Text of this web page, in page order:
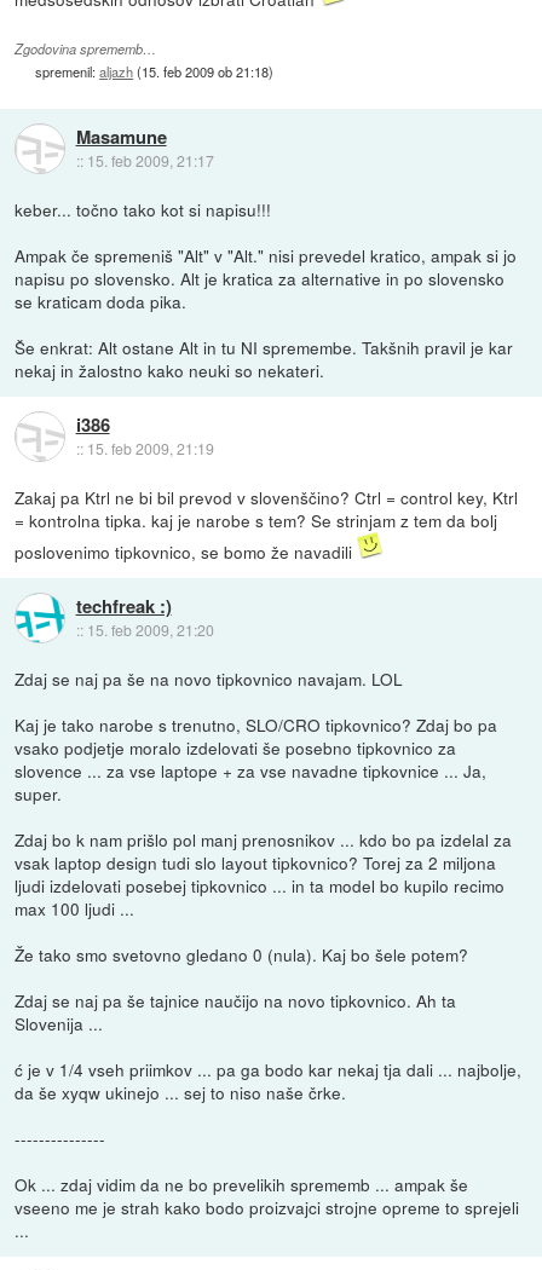
Zgodovina sprememb…
spremenil:aljazh(15. feb 2009 ob 21:18)
Masamune
:: 15. feb 2009, 21:17
keber... točno tako kot si napisu!!!
Ampak če spremeniš "Alt" v "Alt." nisi prevedel kratico, ampak si jo
napisu po slovensko. Alt je kratica za alternative in po slovensko
se kraticam doda pika.
Še enkrat: Alt ostane Alt in tu NI spremembe. Takšnih pravil je kar
nekaj in žalostno kako neuki so nekateri.
i386
:: 15. feb 2009, 21:19
Zakaj pa Ktrl ne bi bil prevod v slovenščino? Ctrl = control key, Ktrl
= kontrolna tipka. kaj je narobe s tem? Se strinjam z tem da bolj
poslovenimo tipkovnico, se bomo že navadili
techfreak :)
:: 15. feb 2009, 21:20
Zdaj se naj pa še na novo tipkovnico navajam. LOL
Kaj je tako narobe s trenutno, SLO/CRO tipkovnico? Zdaj bo pa
vsako podjetje moralo izdelovati še posebno tipkovnico za
slovence ... za vse laptope + za vse navadne tipkovnice ... Ja,
super.
Zdaj bo k nam prišlo pol manj prenosnikov ... kdo bo pa izdelal za
vsak laptop design tudi slo layout tipkovnico? Torej za 2 miljona
ljudi izdelovati posebej tipkovnico ... in ta model bo kupilo recimo
max 100 ljudi ...
Že tako smo svetovno gledano 0 (nula). Kaj bo šele potem?
Zdaj se naj pa še tajnice naučijo na novo tipkovnico. Ah ta
Slovenija ...
ć je v 1/4 vseh priimkov ... pa ga bodo kar nekaj tja dali ... najbolje,
da še xyqw ukinejo ... sej to niso naše črke.
---------------
Ok ... zdaj vidim da ne bo prevelikih sprememb ... ampak še
vseeno me je strah kako bodo proizvajci strojne opreme to sprejeli
...